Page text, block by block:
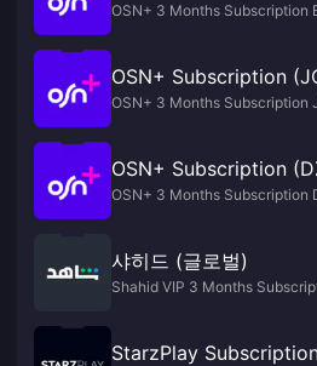
OSN+ 3 Months Subscription
OSN+ Subscription
OSN+ 3 Months Subscription
OSN+ Subscription
OSN+ 3 Months Subscription
샤히드 (글로벌)
Shahid VIP 3 Months
StarzPlay